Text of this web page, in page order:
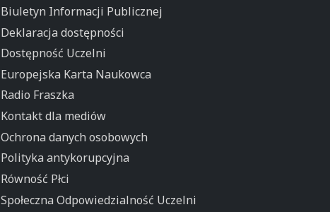
Biuletyn Informacji Publicznej
Deklaracja dostępności
Dostępność Uczelni
Europejska Karta Naukowca
Radio Fraszka
Kontakt dla mediów
Ochrona danych osobowych
Polityka antykorupcyjna
Równość Płci
Społeczna Odpowiedzialność Uczelni